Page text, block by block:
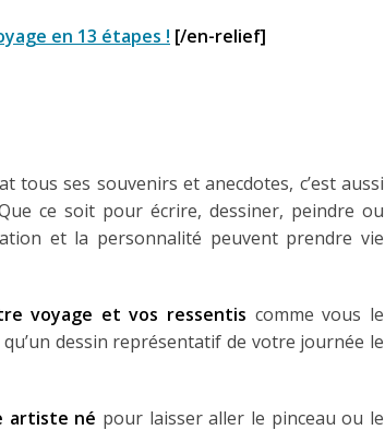
en 13 étapes ! [/en-relief]
ses souvenirs et anecdotes, c’est aussi
ce soit pour écrire, dessiner, peindre ou
et la personnalité peuvent prendre vie
voyage et vos ressentis comme vous le
dessin représentatif de votre journée le
artiste né pour laisser aller le pinceau ou le